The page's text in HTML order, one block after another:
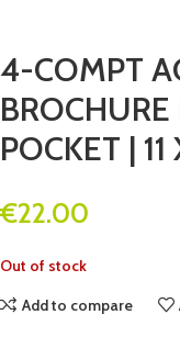
4-COMPT
POCKET |
€22.00
Out of stock
Add to compare